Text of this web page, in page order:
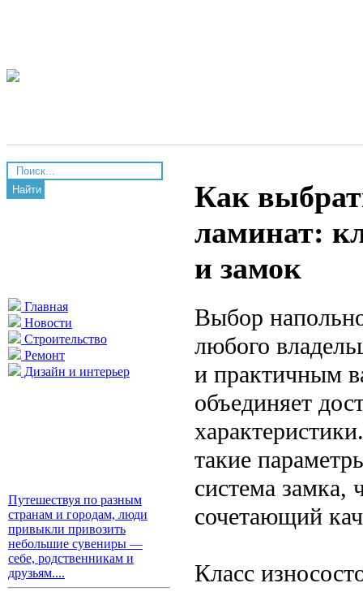
Найти
Главная
Новости
Строительство
Ремонт
Дизайн и интерьер
Путешествуя по разным
странам и городам, люди
привыкли привозить
небольшие сувениры —
себе, родственникам и
друзьям....
Как
ламинат:
и замок
Выбор
любого
и практичным
объединяет
такие
система замка,
сочетающий
Класс